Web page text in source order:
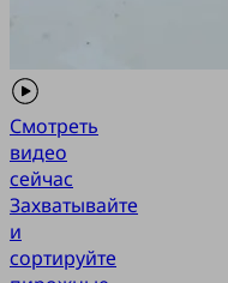
Смотреть
видео
сейчас
Захватывайте
и
сортируйте